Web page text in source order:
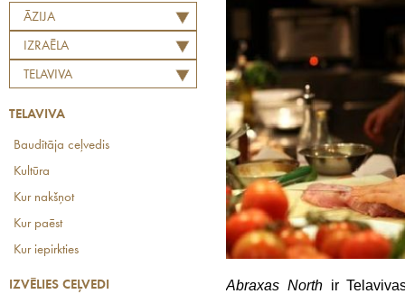
ĀZIJA
IZRAĒLA
TELAVIVA
TELAVIVA
Baudītāja ceļvedis
Kultūra
Kur nakšņot
Kur paēst
Kur iepirkties
IZVĒLIES CEĻVEDI Abraxas Northir